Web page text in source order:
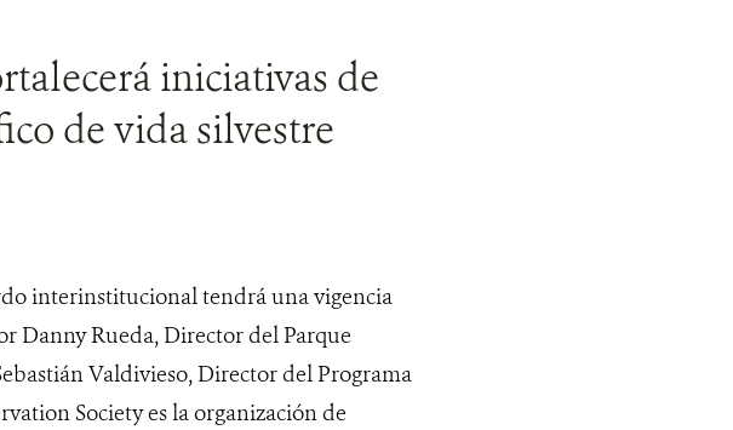
iniciativas de
de vida silvestre
interinstitucional tendrá una vigencia
Danny Rueda, Director del Parque
Valdivieso, Director del Programa
Society es la organización de